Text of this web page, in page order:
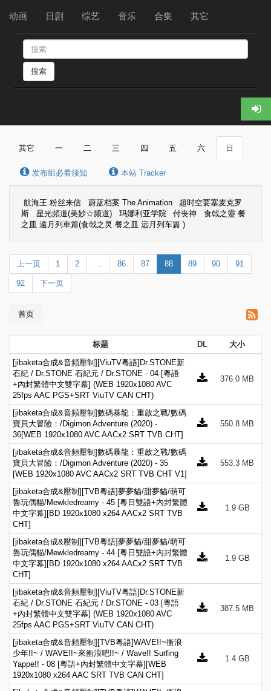
动画 日剧 综艺 音乐 合集 其它
搜索
其它 一 二 三 四 五 六 日
发布组必看须知 本站 Tracker
航海王 粉丝来信 蔚蓝档案 The Animation
超时空要塞麦克罗
斯
星光頻道(美妙☆频道) 玛娜利亚学院 付丧神
食戟之靈 餐
之皿 遠月列車篇(食戟之灵 餐之皿 远月列车篇 )
上一页 1 2 … 86 87 88 89 90 91
92 下一页
首页
标题 DL
大小
[jibaketa合成&音頻壓制][ViuTV粵語]Dr.STONE新
石紀 / Dr.STONE 石紀元 / Dr.STONE - 04 [粵語
+內封繁體中文雙字幕] (WEB 1920x1080 AVC
25fps AAC PGS+SRT ViuTV CAN CHT)
376.0 MB
[jibaketa合成&音頻壓制]數碼暴龍：重啟之戰/數碼
寶貝大冒險：/Digimon Adventure (2020) -
36[WEB 1920x1080 AVC AACx2 SRT TVB CHT]
550.8 MB
[jibaketa合成&音頻壓制]數碼暴龍：重啟之戰/數碼
寶貝大冒險：/Digimon Adventure (2020) - 35
[WEB 1920x1080 AVC AACx2 SRT TVB CHT V1]
553.3 MB
[jibaketa合成&壓制][TVB粵語]夢夢貓/甜夢貓/萌可
魯玩偶貓/Mewkledreamy - 45 [粵日雙語+內封繁體
中文字幕][BD 1920x1080 x264 AACx2 SRT TVB
CHT]
1.9 GB
[jibaketa合成&壓制][TVB粵語]夢夢貓/甜夢貓/萌可
魯玩偶貓/Mewkledreamy - 44 [粵日雙語+內封繁體
中文字幕][BD 1920x1080 x264 AACx2 SRT TVB
CHT]
1.9 GB
[jibaketa合成&音頻壓制][ViuTV粵語]Dr.STONE新
石紀 / Dr.STONE 石紀元 / Dr.STONE - 03 [粵語
+內封繁體中文雙字幕] (WEB 1920x1080 AVC
25fps AAC PGS+SRT ViuTV CAN CHT)
387.5 MB
[jibaketa合成&音頻壓制][TVB粵語]WAVE!!~衝浪
少年!!~ / WAVE!!~來衝浪吧!!~ / Wave!! Surfing
Yappe!! - 08 [粵語+內封繁體中文字幕][WEB
1920x1080 x264 AAC SRT TVB CAN CHT]
1.4 GB